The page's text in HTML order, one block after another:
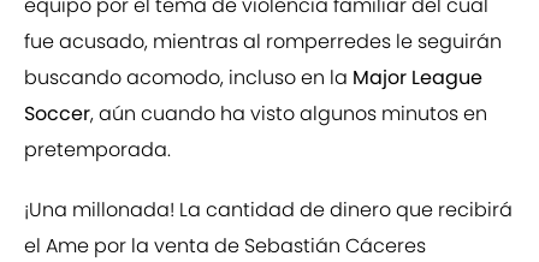
fue acusado, mientras al romperredes le seguirán
buscando acomodo, incluso en la Major League
Soccer, aún cuando ha visto algunos minutos en
pretemporada.
¡Una millonada! La cantidad de dinero que recibirá
el Ame por la venta de Sebastián Cáceres